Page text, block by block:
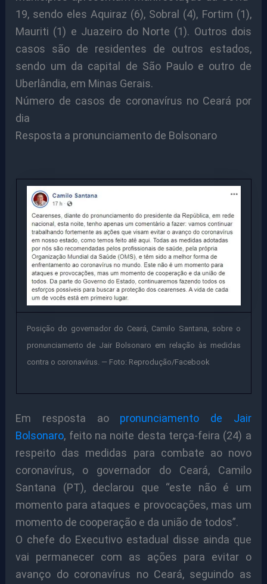
19, sendo eles Aquiraz (6), Sobral (4), Fortim (1),
Mauriti (1) e Juazeiro do Norte (1). Outros dois
casos são de residentes de outros estados,
sendo um da capital de São Paulo e outro de
Uberlândia, em Minas Gerais.
Número de casos de coronavírus no Ceará por
dia
Resposta a pronunciamento de Bolsonaro
Posição do governador do Ceará, Camilo Santana, sobre o
pronunciamento de Jair Bolsonaro em relação às medidas
contra o coronavírus. — Foto: Reprodução/Facebook
Em resposta ao pronunciamento de Jair
Bolsonaro, feito na noite desta terça-feira (24) a
respeito das medidas para combate ao novo
coronavírus, o governador do Ceará, Camilo
Santana (PT), declarou que “este não é um
momento para ataques e provocações, mas um
momento de cooperação e da união de todos”.
O chefe do Executivo estadual disse ainda que
vai permanecer com as ações para evitar o
avanço do coronavírus no Ceará, seguindo as